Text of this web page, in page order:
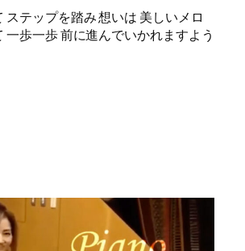
ステップを踏み 想いは 美しいメロ
一歩一歩 前に進んでいかれますよう